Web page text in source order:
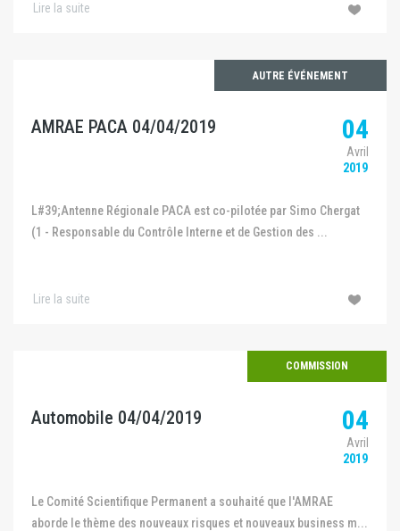
Lire la suite
AUTRE ÉVÉNEMENT
AMRAE PACA 04/04/2019 04
Avril
2019
L#39;Antenne Régionale PACA est co-pilotée par Simo Chergat
(1 - Responsable du Contrôle Interne et de Gestion des ...
Lire la suite
COMMISSION
Automobile 04/04/2019 04
Avril
2019
Le Comité Scientifique Permanent a souhaité que l'AMRAE
aborde le thème des nouveaux risques et nouveaux business m...